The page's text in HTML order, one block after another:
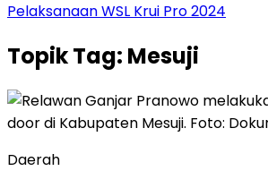
Pelaksanaan WSL Krui Pro 2024
TopikTag: Mesuji
Daerah